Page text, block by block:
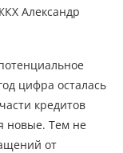
Александр
цифра осталась
кредитов
новые. Тем не
от